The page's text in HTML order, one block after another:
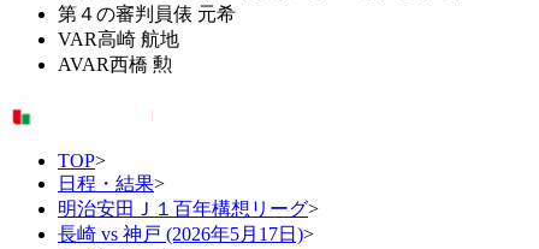
第４の審判員俵 元希
VAR高崎 航地
AVAR西橋 勲
TOP>
日程・結果>
明治安田Ｊ１百年構想リーグ>
長崎 vs 神戸 (2026年5月17日)>